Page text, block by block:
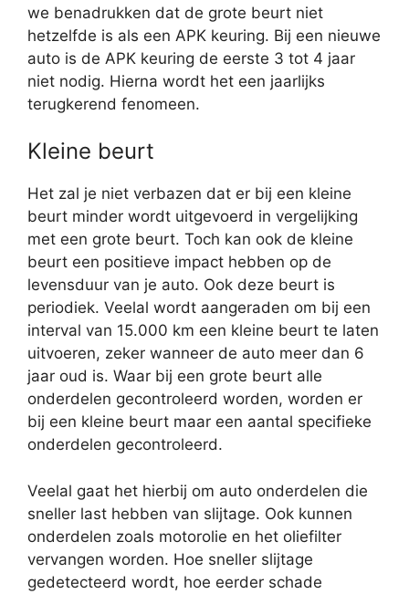
we benadrukken dat de grote beurt niet
hetzelfde is als een APK keuring. Bij een nieuwe
auto is de APK keuring de eerste 3 tot 4 jaar
niet nodig. Hierna wordt het een jaarlijks
terugkerend fenomeen.
Kleine beurt
Het zal je niet verbazen dat er bij een kleine
beurt minder wordt uitgevoerd in vergelijking
met een grote beurt. Toch kan ook de kleine
beurt een positieve impact hebben op de
levensduur van je auto. Ook deze beurt is
periodiek. Veelal wordt aangeraden om bij een
interval van 15.000 km een kleine beurt te laten
uitvoeren, zeker wanneer de auto meer dan 6
jaar oud is. Waar bij een grote beurt alle
onderdelen gecontroleerd worden, worden er
bij een kleine beurt maar een aantal specifieke
onderdelen gecontroleerd.
Veelal gaat het hierbij om auto onderdelen die
sneller last hebben van slijtage. Ook kunnen
onderdelen zoals motorolie en het oliefilter
vervangen worden. Hoe sneller slijtage
gedetecteerd wordt, hoe eerder schade